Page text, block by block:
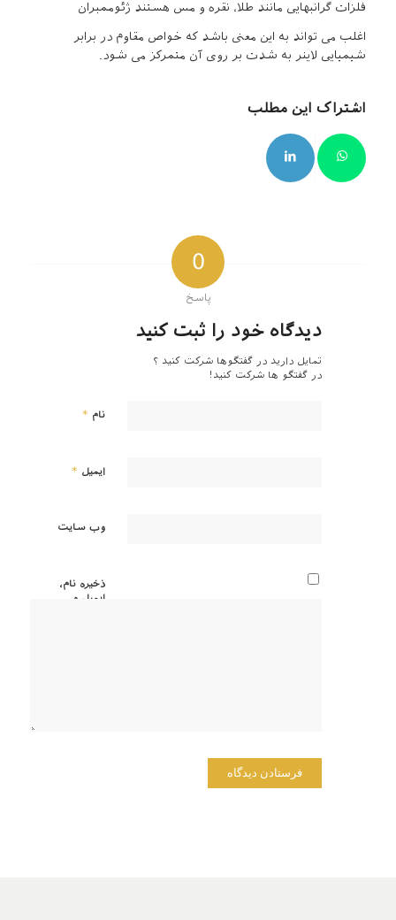
فلزات گرانبهایی مانند طلا، نقره و مس هستند ژئوممبران
اغلب می تواند به این معنی باشد که خواص مقاوم در برابر
شیمیایی لاینر به شدت بر روی آن متمرکز می شود.
اشتراک این مطلب
0
پاسخ
دیدگاه خود را ثبت کنید
تمایل دارید در گفتگوها شرکت کنید ؟
در گفتگو ها شرکت کنید!
نام *
ایمیل *
وب‌ سایت
ذخیره نام،
ایمیل و